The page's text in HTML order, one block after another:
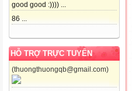
good good :)))) ...
86 ...
HỖ TRỢ TRỰC TUYẾN
(thuongthuongqb@gmail.com)